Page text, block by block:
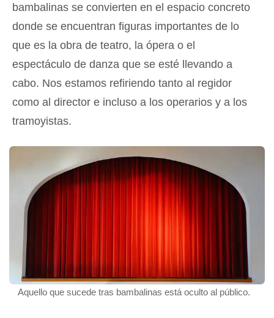
bambalinas se convierten en el espacio concreto
donde se encuentran figuras importantes de lo
que es la obra de teatro, la ópera o el
espectáculo de danza que se esté llevando a
cabo. Nos estamos refiriendo tanto al regidor
como al director e incluso a los operarios y a los
tramoyistas.
Aquello que sucede tras bambalinas está oculto al público.